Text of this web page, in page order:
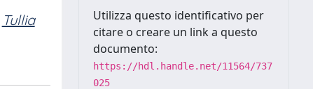
Tullia
Utilizza questo identificativo per
citare o creare un link a questo
documento:
https://hdl.handle.net/11564/737
025